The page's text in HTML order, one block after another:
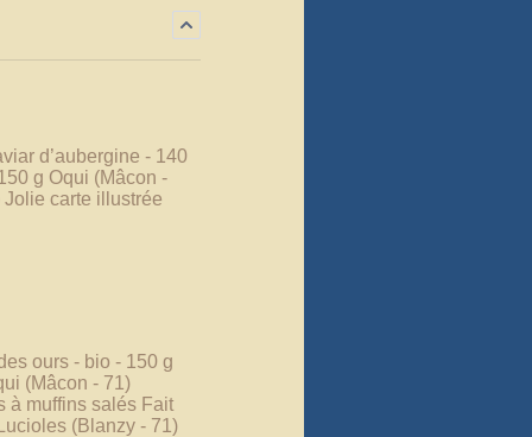
d’aubergine - 140
g Oqui (Mâcon -
carte illustrée
ours - bio - 150 g
(Mâcon - 71)
à muffins salés Fait
(Blanzy - 71)